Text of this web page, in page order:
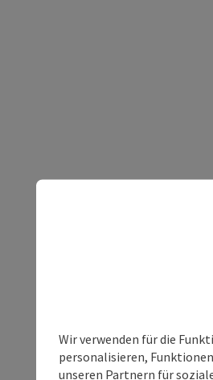
Wir verwenden für die
personalisieren,
unseren Partnern für